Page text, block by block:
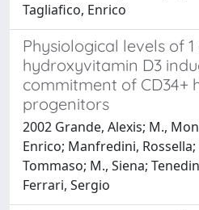
Tagliafico, Enrico
Physiological levels of
hydroxyvitamin D3
commitment of CD34+
progenitors
2002 Grande, Alexis; M.,
Enrico; Manfredini,
Tommaso; M., Siena;
Ferrari, Sergio